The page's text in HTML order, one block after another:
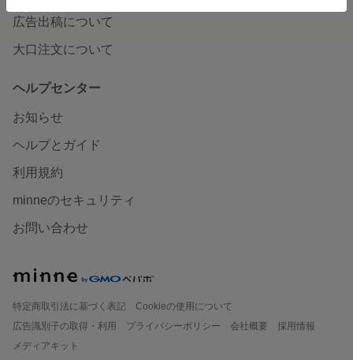
広告出稿について
大口注文について
ヘルプセンター
お知らせ
ヘルプとガイド
利用規約
minneのセキュリティ
お問い合わせ
特定商取引法に基づく表記
Cookieの使用について
広告識別子の取得・利用
プライバシーポリシー 会社概要
採用情報
メディアキット